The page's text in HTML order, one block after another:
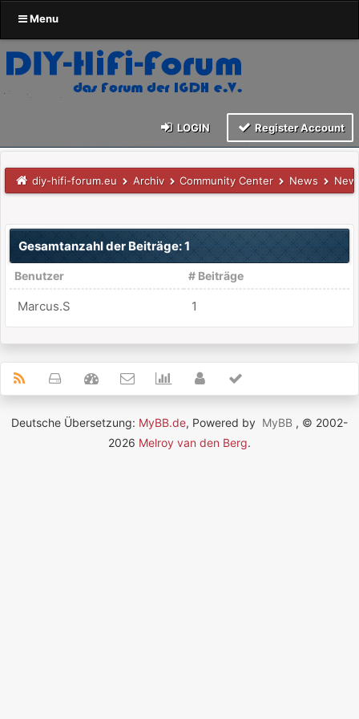
Menu
LOGIN Register Account
diy-hifi-forum.eu Archiv Community Center News
Gesamtanzahl der Beiträge: 1
Benutzer # Beiträge
Marcus.S 1
Deutsche Übersetzung: MyBB.de, Powered by MyBB , © 2002-
2026 Melroy van den Berg.